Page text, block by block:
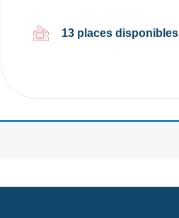
13 places disponibles